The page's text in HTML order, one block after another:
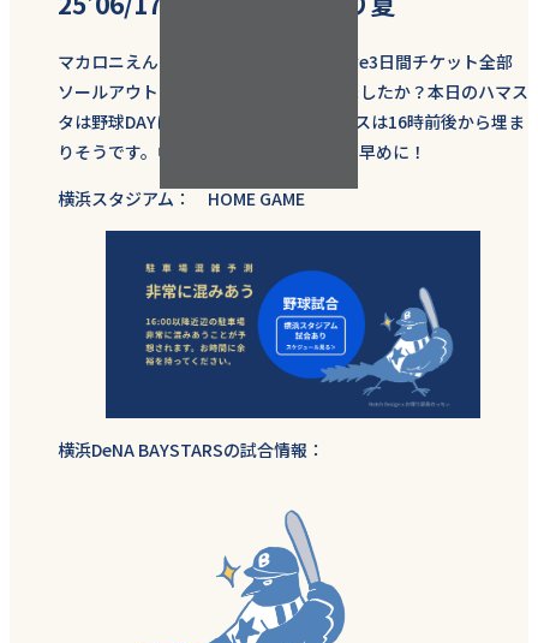
マカロニえんぴつ10th Anniversary Live3日間チケット全部
ソールアウトでした！見に行った方いましたか？本日のハマス
タは野球DAYに戻り、パーキングスペースは16時前後から埋ま
りそうです。中華街に用事がある方はお早めに！
横浜スタジアム： HOME GAME
横浜DeNA BAYSTARSの試合情報：